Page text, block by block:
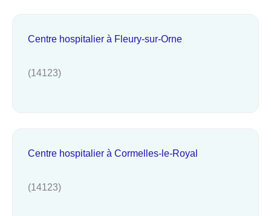
Centre hospitalier à Fleury-sur-Orne
(14123)
Centre hospitalier à Cormelles-le-Royal
(14123)